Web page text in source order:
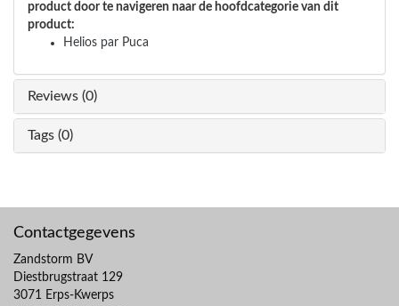
product door te navigeren naar de hoofdcategorie van dit
product:
Helios par Puca
Reviews (0)
Tags (0)
Contactgegevens
Zandstorm BV
Diestbrugstraat 129
3071 Erps-Kwerps